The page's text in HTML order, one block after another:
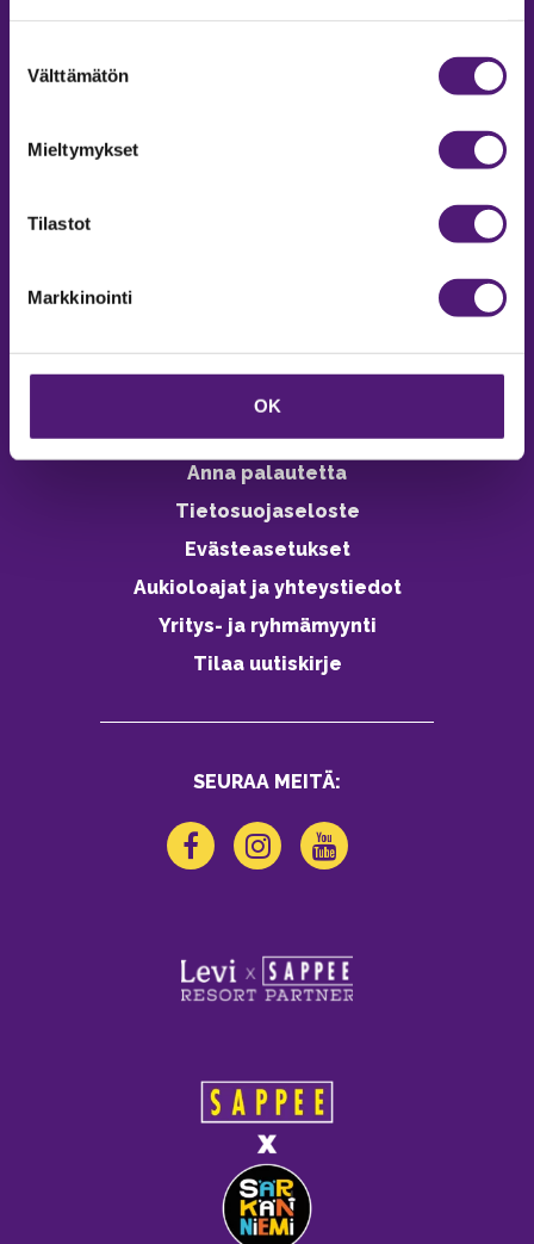
valinta
Välttämätön
Mieltymykset
Tilastot
Markkinointi
OK
Tiedustelut & Varaukset
Vastuullisuus
Ympäristöohjelma
Avoimet työpaikat
Anna palautetta
Tietosuojaseloste
Evästeasetukset
Aukioloajat ja yhteystiedot
Yritys- ja ryhmämyynti
Tilaa uutiskirje
SEURAA MEITÄ: